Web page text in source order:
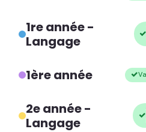
1re année -
Langage
1ère année
2e année -
Langage